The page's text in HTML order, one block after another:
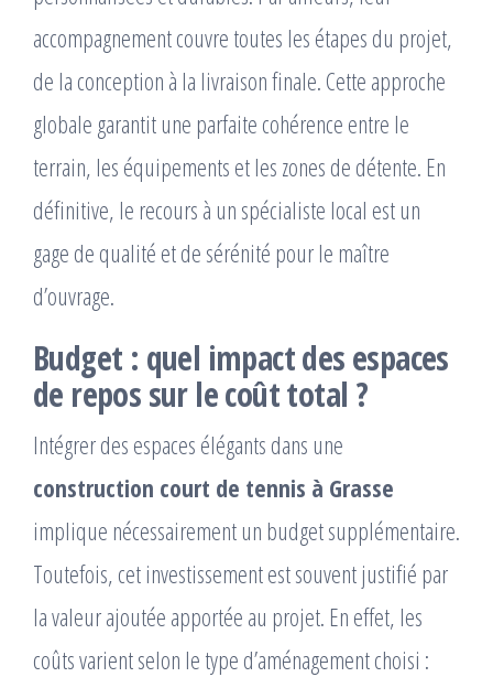
accompagnement couvre toutes les étapes du projet,
de la conception à la livraison finale. Cette approche
globale garantit une parfaite cohérence entre le
terrain, les équipements et les zones de détente. En
définitive, le recours à un spécialiste local est un
gage de qualité et de sérénité pour le maître
d’ouvrage.
Budget : quel impact des espaces
de repos sur le coût total ?
Intégrer des espaces élégants dans une
construction court de tennis à Grasse
implique nécessairement un budget supplémentaire.
Toutefois, cet investissement est souvent justifié par
la valeur ajoutée apportée au projet. En effet, les
coûts varient selon le type d’aménagement choisi :